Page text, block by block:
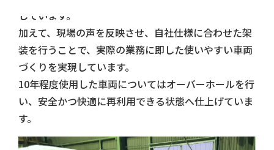
しています。
加えて、現場の声を反映させ、自社仕様に合わせた架
装を行うことで、実際の業務に即した使いやすい車両
づくりを実現しています。
10年程度使用した車両についてはオーバーホールを行
い、安全かつ快適に再利用できる状態へ仕上げていま
す。